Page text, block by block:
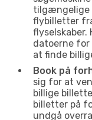
tilgængelige
flybilletter
datoerne
at finde
Book på
sig for at
billige
billetter på
undgå